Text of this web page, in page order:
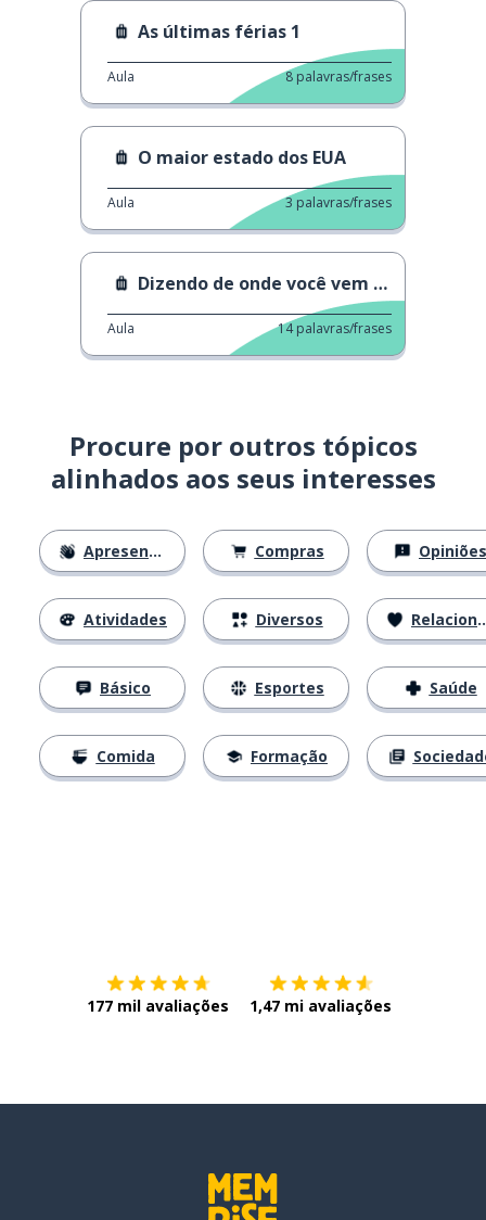
As últimas férias 1
Aula 8 palavras/frases
O maior estado dos EUA
Aula 3 palavras/frases
Dizendo de onde você vem 1 2
Aula 14 palavras/frases
Procure por outros tópicos
alinhados aos seus interesses
Apresentações
Atividades
Básico
Comida
Compras
Diversos
Esportes
Formação
Opiniões
Relacionamentos
Saúde
177 mil avaliações 1,47 mi avaliações